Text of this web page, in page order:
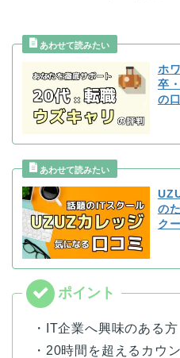
ホ
卒
の
の
ク
・IT企業へ興味のある方
・20時間を超えるカウ